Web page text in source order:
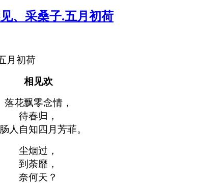
、采桑子.五月初荷
相见欢
落花飘零念情，
待春归，
人自知四月芳菲。
尘烟过，
到荼靡，
奈何天？